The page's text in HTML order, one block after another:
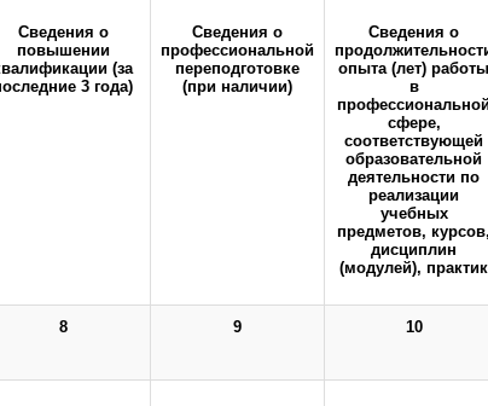
Сведения о
повышении
(за
3 года)
Сведения о
профессиональной
переподготовке
(при наличии)
Сведения о
опыта (лет) работы
в
сфере,
соответствующей
образовательной
деятельности по
реализации
учебных
предметов,
дисциплин
(модулей), практик
8 9 10
Политика
Реквизиты
Вспомогательная
медицинский университет" Министерства
сайта.